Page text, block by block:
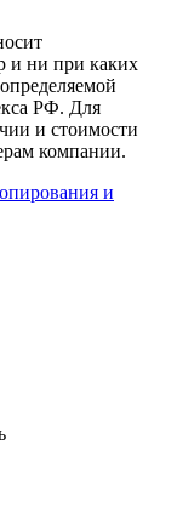
и ни при каких
РФ. Для
и стоимости
компании.
и